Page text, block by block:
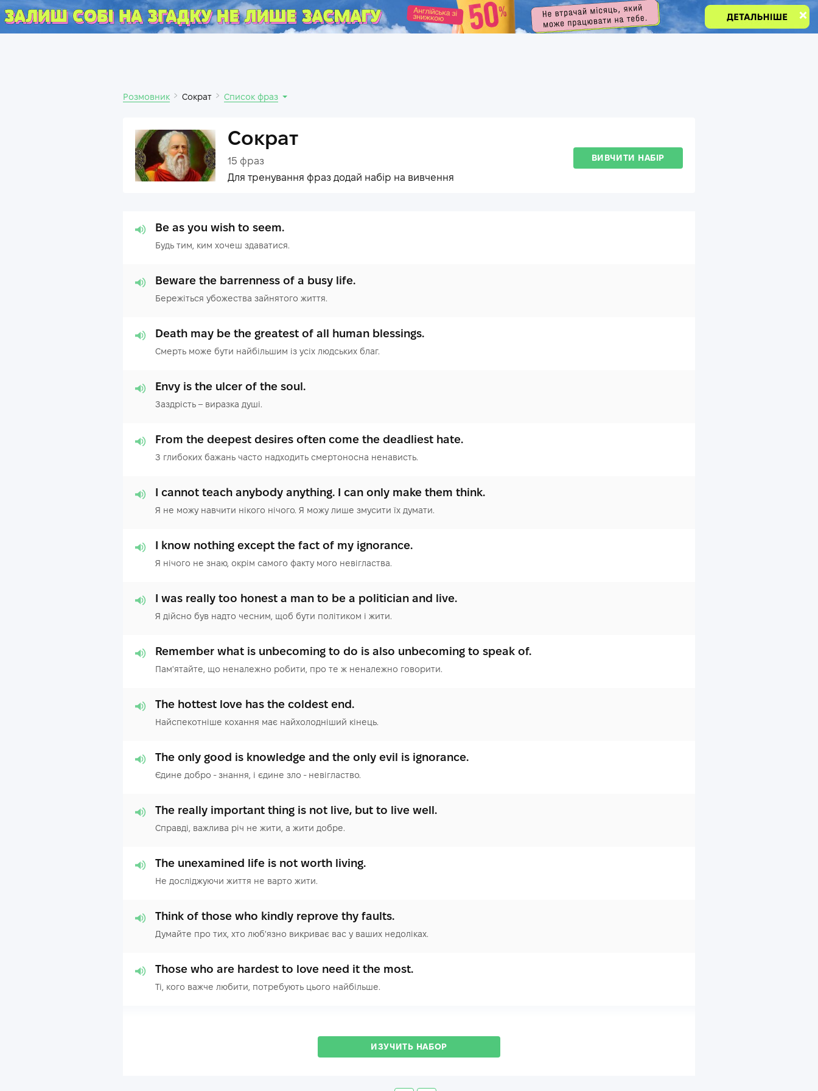
.
Розмовник Сократ Список фраз
Сократ
15 фраз
Для тренування фраз додай набір на вивчення
ВИВЧИТИ НАБІР
Be as you wish to seem.
Будь тим, ким хочеш здаватися.
Beware the barrenness of a busy life.
Бережіться убожества зайнятого життя.
Death may be the greatest of all human blessings.
Смерть може бути найбільшим із усіх людських благ.
Envy is the ulcer of the soul.
Заздрість – виразка душі.
From the deepest desires often come the deadliest hate.
З глибоких бажань часто надходить смертоносна ненависть.
I cannot teach anybody anything. I can only make them think.
Я не можу навчити нікого нічого. Я можу лише змусити їх думати.
I know nothing except the fact of my ignorance.
Я нічого не знаю, окрім самого факту мого невігластва.
I was really too honest a man to be a politician and live.
Я дійсно був надто чесним, щоб бути політиком і жити.
Remember what is unbecoming to do is also unbecoming to speak of.
Пам'ятайте, що неналежно робити, про те ж неналежно говорити.
The hottest love has the coldest end.
Найспекотніше кохання має найхолодніший кінець.
The only good is knowledge and the only evil is ignorance.
Єдине добро - знання, і єдине зло - невігластво.
The really important thing is not live, but to live well.
Справді, важлива річ не жити, а жити добре.
The unexamined life is not worth living.
Не досліджуючи життя не варто жити.
Think of those who kindly reprove thy faults.
Думайте про тих, хто люб'язно викриває вас у ваших недоліках.
Those who are hardest to love need it the most.
Ті, кого важче любити, потребують цього найбільше.
ИЗУЧИТЬ НАБОР